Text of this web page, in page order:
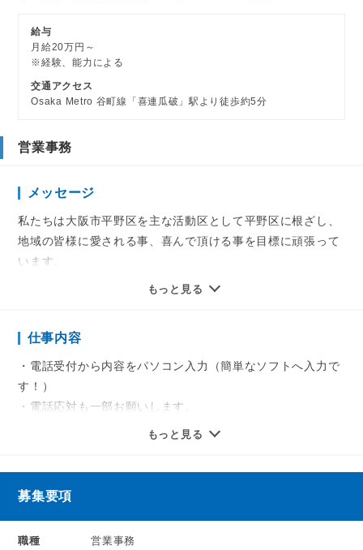
給与
月給20万円～
※経験、能力による
交通アクセス
Osaka Metro 谷町線「喜連瓜破」駅より徒歩約5分
営業事務
メッセージ
私たちは大阪市平野区を主な活動区として平野区に根ざし、
地域の皆様に愛される事、喜んで頂ける事を目標に頑張って
います。
また、年間休日は100日ですが、希望日の休みがとりやすい
会社と自負しています。
お気軽にお問い合わせください。
もっと見る
仕事内容
・電話受付から内容をパソコン入力（簡単なソフトへ入力で
す！）
・電話応対も一部お願いします。
面接後も社内見学や体験入店などあり、納得の上、入社して
もっと見る
募集要項
職種 営業事務